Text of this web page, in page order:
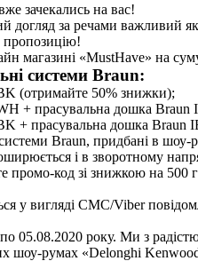
зачекались на вас!
догляд за речами важливий
пропозицію!
магазині «MustHave» на
системи Braun:
(отримайте 50% знижки);
+ прасувальна дошка
+ прасувальна дошка
системи Braun, придбані в
і в зворотному
промо-код зі знижкою на
у вигляді СМС/Viber
05.08.2020 року. Ми з
шоу-румах «Delonghi